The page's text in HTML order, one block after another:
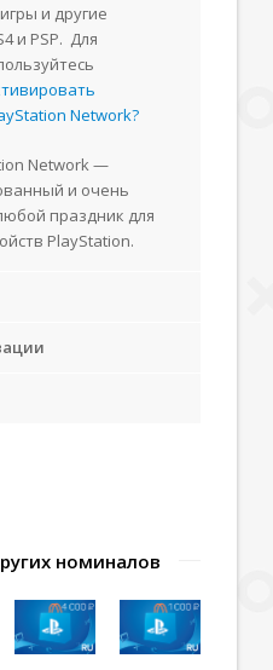
и другие
и PSP. Для
Network?
Network —
и очень
праздник для
PlayStation.
номиналов